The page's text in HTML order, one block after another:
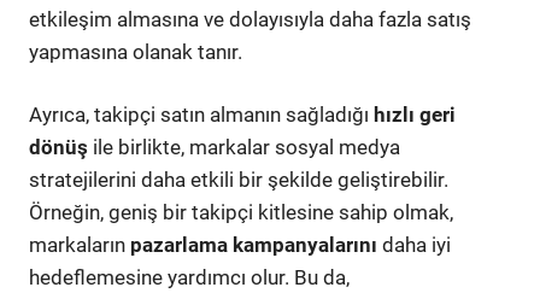
etkileşim almasına ve dolayısıyla daha fazla satış
yapmasına olanak tanır.
Ayrıca, takipçi satın almanın sağladığı hızlı geri
dönüş ile birlikte, markalar sosyal medya
stratejilerini daha etkili bir şekilde geliştirebilir.
Örneğin, geniş bir takipçi kitlesine sahip olmak,
markaların pazarlama kampanyalarını daha iyi
hedeflemesine yardımcı olur. Bu da,